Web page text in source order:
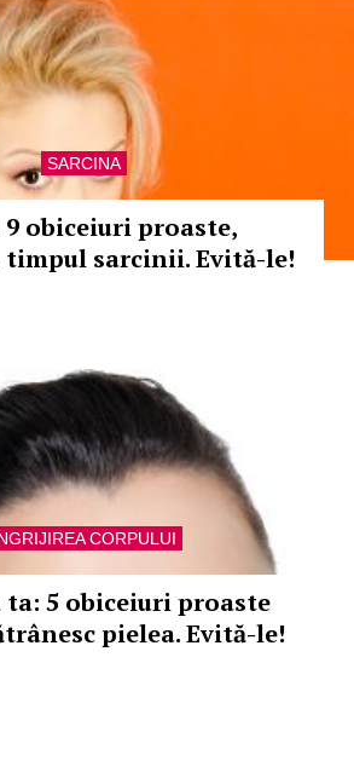
SARCINA
obiceiuri proaste,
sarcinii. Evită-le!
CORPULUI
ta: 5 obiceiuri proaste
pielea. Evită-le!